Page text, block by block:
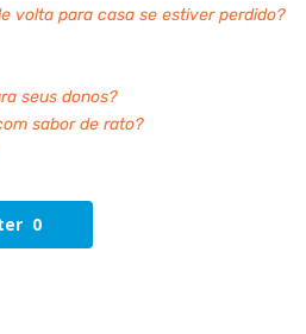
volta para casa se estiver perdido?
seus donos?
sabor de rato?
0